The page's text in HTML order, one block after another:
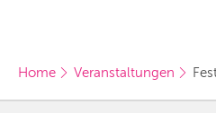
BERLIN
Home Veranstaltungen